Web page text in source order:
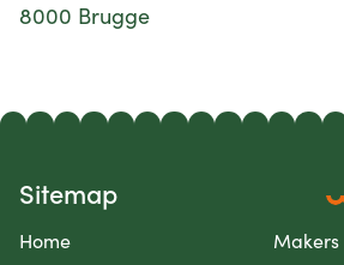
8000 Brugge
Sitemap
Home
Makers